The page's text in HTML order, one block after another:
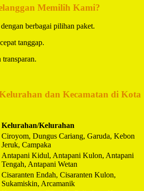
Memilih Kami?
berbagai pilihan paket.
tanggap.
transparan.
dan Kecamatan di Kota
Kelurahan/Kelurahan
Ciroyom, Dungus Cariang, Garuda, Kebon
Jeruk, Campaka
Antapani Kidul, Antapani Kulon, Antapani
Tengah, Antapani Wetan
Cisaranten Endah, Cisaranten Kulon,
Sukamiskin, Arcamanik